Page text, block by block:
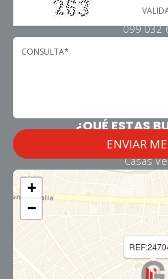
+
−
099 032
¿QUÉ ESTAS
Casas
Casas
CASASWEB-